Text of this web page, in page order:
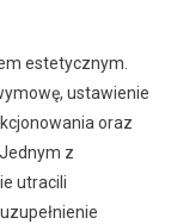
estetycznym.
ustawienie
oraz
z
utracili